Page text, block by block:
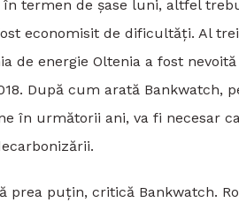
termen de șase luni, altfel
economisit de dificultăți. Al
de energie Oltenia a fost
După cum arată
în următorii ani, va fi necesar
prea puțin, critică Bankwatch.